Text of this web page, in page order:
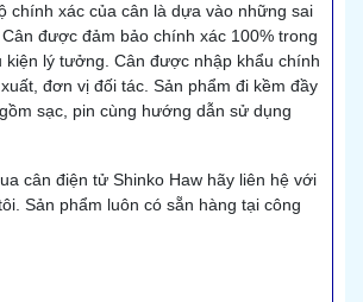
chính xác của cân là dựa vào những sai
được đảm bảo chính xác 100% trong
kiện lý tưởng. Cân được nhập khẩu chính
đơn vị đối tác. Sản phẩm đi kềm đầy
sạc, pin cùng hướng dẫn sử dụng
cân điện tử Shinko Haw hãy liên hệ với
Sản phẩm luôn có sẵn hàng tại công